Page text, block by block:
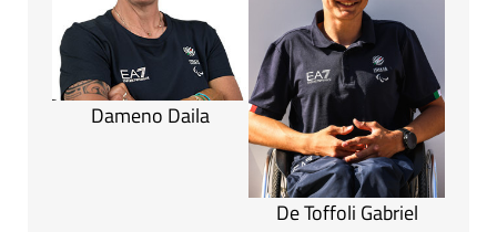
Dameno Daila
De Toffoli Gabriel